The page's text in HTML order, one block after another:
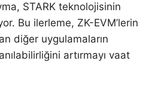
STARK teknolojisinin
Bu ilerleme, ZK-EVM’lerin
diğer uygulamaların
artırmayı vaat